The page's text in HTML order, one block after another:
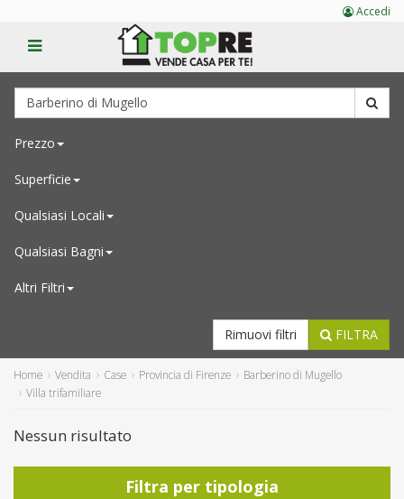
Prezzo
Superficie
Qualsiasi Locali
Qualsiasi Bagni
Altri Filtri
FILTRA
Rimuovi filtri
Home Vendita Case Provincia di Firenze
Barberino di Mugello
Villa trifamiliare
Nessun risultato
Filtra per tipologia
Accedi